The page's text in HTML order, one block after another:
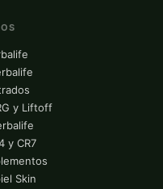
y Liftoff
y CR7
Skin